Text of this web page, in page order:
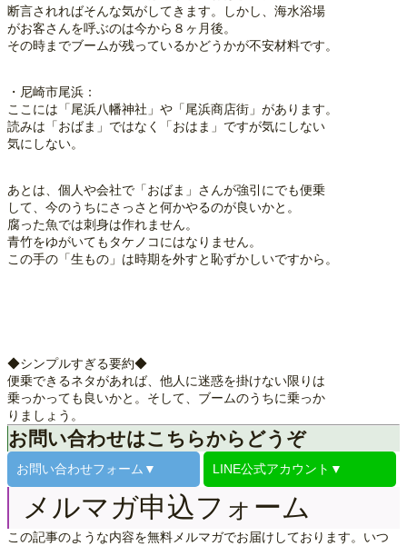
断言されればそんな気がしてきます。しかし、海水浴場
がお客さんを呼ぶのは今から８ヶ月後。
その時までブームが残っているかどうかが不安材料です。
・尼崎市尾浜：
ここには「尾浜八幡神社」や「尾浜商店街」があります。
読みは「おばま」ではなく「おはま」ですが気にしない
気にしない。
あとは、個人や会社で「おばま」さんが強引にでも便乗
して、今のうちにさっさと何かやるのが良いかと。
腐った魚では刺身は作れません。
青竹をゆがいてもタケノコにはなりません。
この手の「生もの」は時期を外すと恥ずかしいですから。
◆シンプルすぎる要約◆
便乗できるネタがあれば、他人に迷惑を掛けない限りは
乗っかっても良いかと。そして、ブームのうちに乗っか
りましょう。
お問い合わせはこちらからどうぞ
お問い合わせフォーム▼ LINE公式アカウント▼
メルマガ申込フォーム
この記事のような内容を無料メルマガでお届けしております。いつ